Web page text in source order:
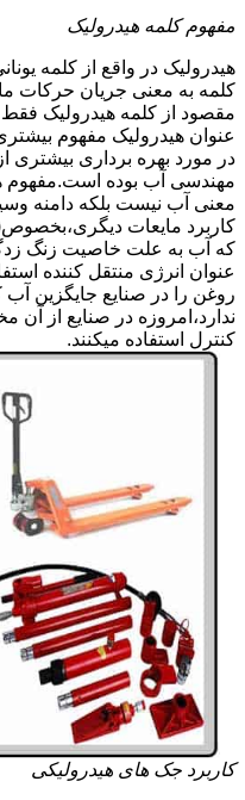
مفهوم کلمه هیدرولیک
هیدرولیک در واقع از کلمه
کلمه به معنی جریان حرکات
مقصود از کلمه هیدرولیک فقط
عنوان هیدرولیک مفهوم
در مورد بهره برداری
مهندسی آب بوده است.مفهوم
معنی آب نیست بلکه دامنه
کاربرد مایعات
که آب به علت خاصیت زنگ
عنوان انرژی منتقل کننده
روغن را در صنایع جایگزین
ندارد،امروزه در صنایع از
کنترل استفاده میکنند.
کاربرد جک های هیدرولیکی